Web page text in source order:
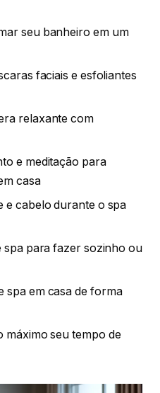
seu banheiro em um
faciais e esfoliantes
relaxante com
e meditação para
casa
e cabelo durante o spa
spa para fazer sozinho ou
spa em casa de forma
máximo seu tempo de